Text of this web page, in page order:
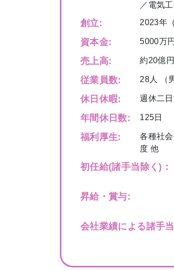
／電気工
創立: 2023年
資本金: 5000万円
売上高: 約20億円
従業員数: 28人 （
休日休暇: 週休二
年間休日数: 125日
福利厚生:
各種社
度 他
初任給(諸手当除く)：
昇給・賞与:
会社業績による諸手